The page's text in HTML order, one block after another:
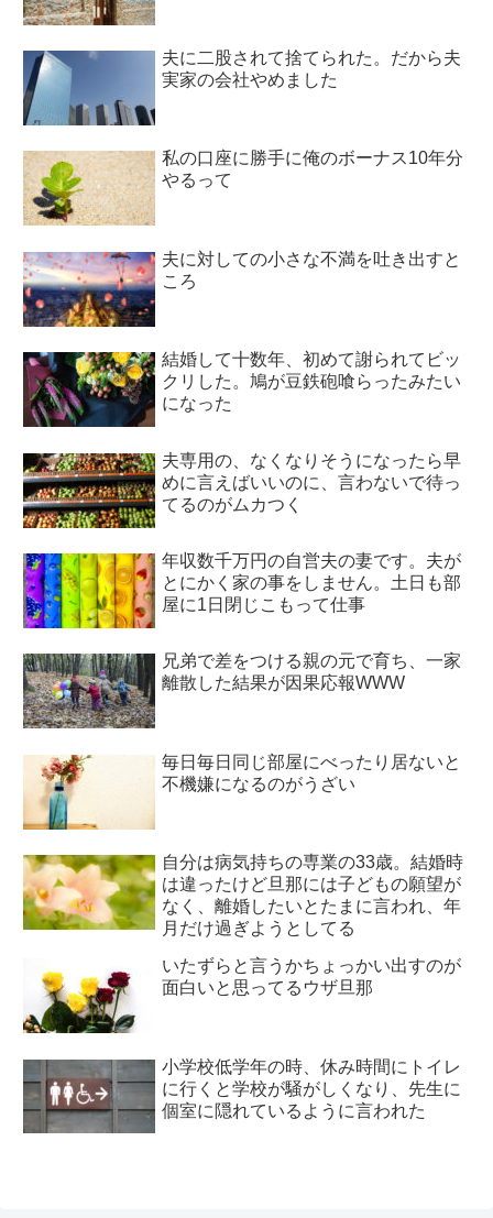
夫に二股されて捨てられた。だから夫
実家の会社やめました
私の口座に勝手に俺のボーナス10年分
やるって
夫に対しての小さな不満を吐き出すと
ころ
結婚して十数年、初めて謝られてビッ
クリした。鳩が豆鉄砲喰らったみたい
になった
夫専用の、なくなりそうになったら早
めに言えばいいのに、言わないで待っ
てるのがムカつく
年収数千万円の自営夫の妻です。夫が
とにかく家の事をしません。土日も部
屋に1日閉じこもって仕事
兄弟で差をつける親の元で育ち、一家
離散した結果が因果応報WWW
毎日毎日同じ部屋にべったり居ないと
不機嫌になるのがうざい
自分は病気持ちの専業の33歳。結婚時
は違ったけど旦那には子どもの願望が
なく、離婚したいとたまに言われ、年
月だけ過ぎようとしてる
いたずらと言うかちょっかい出すのが
面白いと思ってるウザ旦那
小学校低学年の時、休み時間にトイレ
に行くと学校が騒がしくなり、先生に
個室に隠れているように言われた